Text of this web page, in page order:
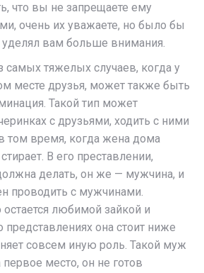
что вы не запрещаете ему
очень их уважаете, но было бы
вам больше внимания.
тяжелых случаев, когда у
месте друзья, может также быть
Такой тип может
с друзьями, ходить с ними
том время, когда жена дома
В его преставлении,
делать, он же — мужчина, и
проводить с мужчинами.
любимой зайкой и
представлениях она стоит ниже
совсем иную роль. Такой муж
первое место, он не готов